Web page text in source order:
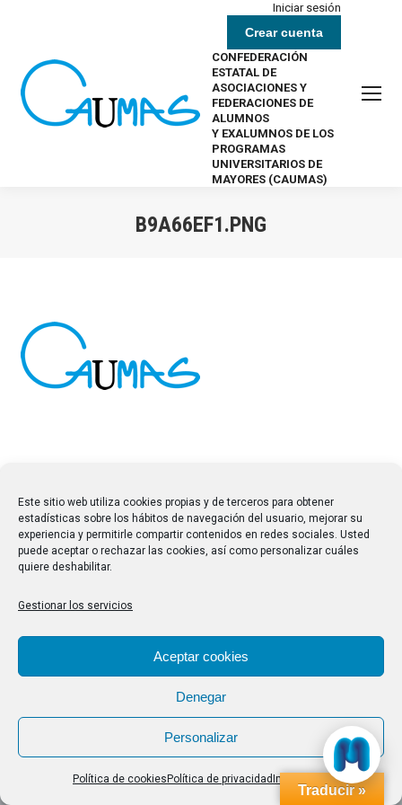
Este sitio web utiliza cookies propias y de terceros para obtener
estadísticas sobre los hábitos de navegación del usuario, mejorar su
experiencia y permitirle compartir contenidos en redes sociales. Usted
puede aceptar o rechazar las cookies, así como personalizar cuáles
quiere deshabilitar.
Gestionar los servicios
Aceptar cookies
Denegar
Personalizar
Política de cookies Política de privacidad Impressum
Iniciar sesión
Crear cuenta
CONFEDERACIÓN
ESTATAL DE
ASOCIACIONES Y
FEDERACIONES DE
ALUMNOS
Y EXALUMNOS DE LOS
PROGRAMAS
UNIVERSITARIOS DE
MAYORES (CAUMAS)
B9A66EF1.PNG
Traducir »